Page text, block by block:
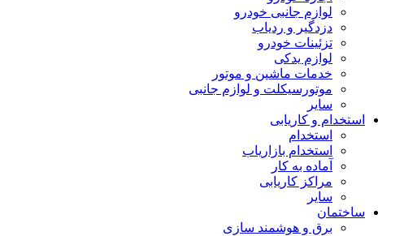
لوازم جانبی خودرو
دزدگیر و ردیاب
تزئینات خودرو
لوازم یدکی
خدمات ماشین و موتور
موتورسیکلت و لوازم جانبی
سایر
استخدام و کاریابی
استخدام
استخدام بازاریاب
آماده به کار
مراکز کاریابی
سایر
ساختمان
برق و هوشمند سازی